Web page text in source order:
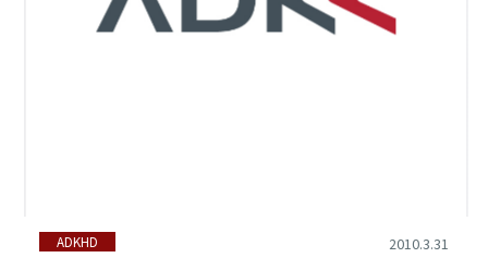
ADKHD 2010.3.31